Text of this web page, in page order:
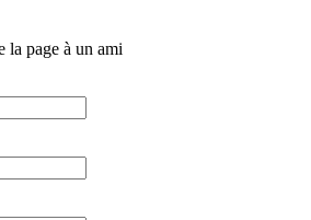
la page à un ami